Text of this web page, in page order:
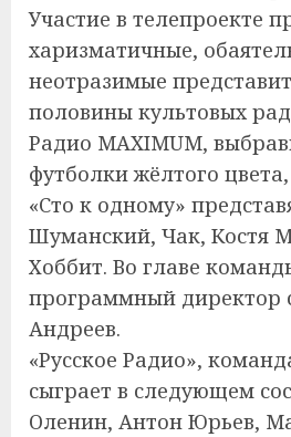
Участие в телепроекте
харизматичные,
неотразимые
половины культовых
Радио MAXIMUM,
футболки жёлтого
«Сто к одному»
Шуманский, Чак, Костя
Хоббит. Во главе
программный директор
Андреев.
«Русское Радио»,
сыграет в следующем
Оленин, Антон Юрьев,